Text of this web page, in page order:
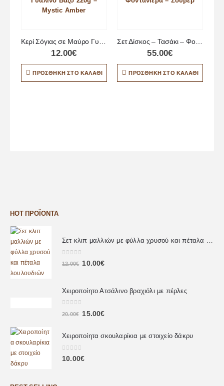
12.00€
ΠΡΟΣΘΉΚΗ ΣΤΟ ΚΑΛΆΘΙ
Σετ Δίσκος – Τασάκι – Φοντανιέρα – Σουβέρ
55.00€
ΠΡΟΣΘΉΚΗ ΣΤΟ ΚΑΛΆΘΙ
HOT ΠΡΟΪΌΝΤΑ
Σετ κλιπ μαλλιών με φύλλα χρυσού και πέταλα λουλουδιών
out of 5
12.00€ 10.00€
Χειροποίητο Ατσάλινο βραχιόλι με πέρλες
out of 5
20.00€ 15.00€
Χειροποίητα σκουλαρίκια με στοιχείο δάκρυ
0 out of 5
10.00€